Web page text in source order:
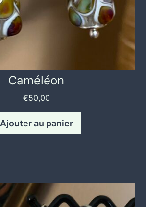
Caméléon
€50,00
Ajouter au panier